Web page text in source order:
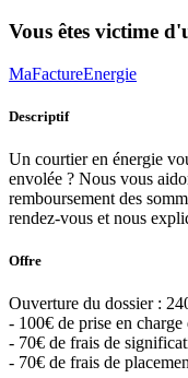
Vous êtes victime
MaFactureEnergie
Descriptif
Un courtier en énergie
envolée ? Nous vous
remboursement des
rendez-vous et nous
Offre
Ouverture du dossier :
- 100€ de prise en charge
- 70€ de frais de
- 70€ de frais de